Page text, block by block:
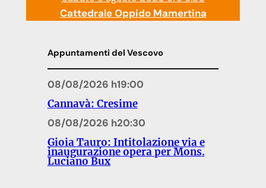
Cattedrale Oppido Mamertina
Appuntamenti del Vescovo
08/08/2026 h19:00
Cannavà: Cresime
08/08/2026 h20:30
Gioia Tauro: Intitolazione via e
inaugurazione opera per Mons.
Luciano Bux